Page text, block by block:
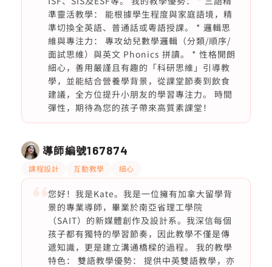
準靈活教學： 能根據學生程度與家庭語境，精
準切換全英語、普通話或粵語授課。 * 邏輯思
維與專注力： 專攻幼兒數學邏輯（分類/順序/
面試思維）與英文 Phonics 拼讀。 * 性格開朗
細心，善用嚴謹且有趣的「科研思維」引導教
學，並能結合營養學背景，從課堂節奏到飲食
建議，全方位提升小朋友的學習專注力。 時間
彈性，期待為您的孩子帶來高質素課堂！
導師編號167874
課程設計 互動教學 細心
您好！我是Kate。我是一位擁有加拿大留學背
景的專業導師，畢業於南亞省理工學院
（SAIT）的新媒體創作及設計系。我深信每個
孩子都有獨特的學習節奏，因此教學不僅是傳
遞知識，更是建立溝通橋樑的過程。 我的教學
特色： 雙語教學優勢： 提供中英雙語教學，亦